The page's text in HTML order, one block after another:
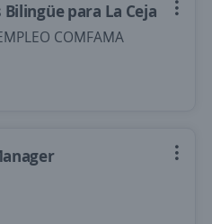
para La Ceja
COMFAMA